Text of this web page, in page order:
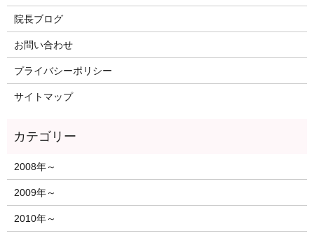
院長ブログ
お問い合わせ
プライバシーポリシー
サイトマップ
2008年～
2009年～
2010年～